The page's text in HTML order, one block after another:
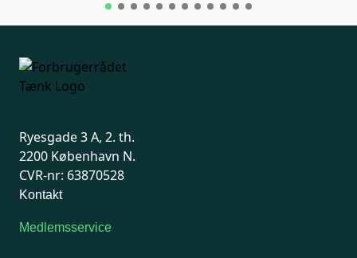
Ryesgade 3 A, 2. th.
2200 København N.
CVR-nr: 63870528
Kontakt
Medlemsservice